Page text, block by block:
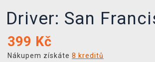
Driver: San
399 Kč
Nákupem získáte 8 kreditů